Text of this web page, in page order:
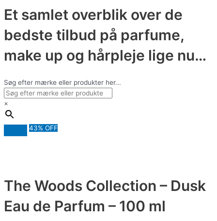
Et samlet overblik over de
bedste tilbud på parfume,
make up og hårpleje lige nu…
Søg efter mærke eller produkter her...
×
43% OFF
The Woods Collection – Dusk
Eau de Parfum – 100 ml